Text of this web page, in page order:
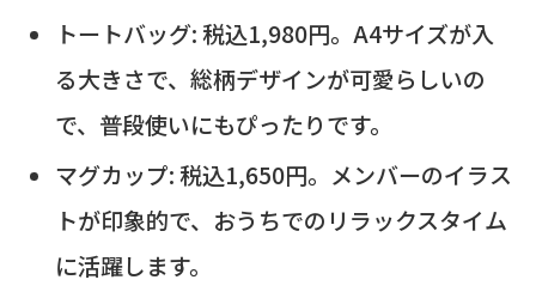
トートバッグ: 税込1,980円。A4サイズが入
る大きさで、総柄デザインが可愛らしいの
で、普段使いにもぴったりです。
マグカップ: 税込1,650円。メンバーのイラス
トが印象的で、おうちでのリラックスタイム
に活躍します。